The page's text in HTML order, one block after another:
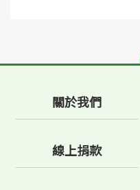
關於我們
線上捐款